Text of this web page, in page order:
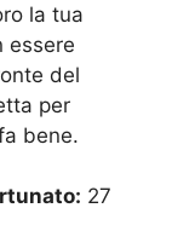
la tua
essere
del
per
bene.
27